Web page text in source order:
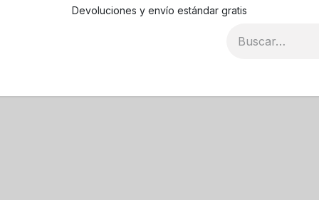
Devoluciones y envío estándar gratis